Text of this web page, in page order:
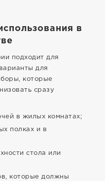
в
подходит для
для
которые
сразу
в жилых комнатах;
полках и в
стола или
которые должны